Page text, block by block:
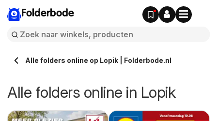
Folderbode
Alle folders online op Lopik | Folderbode.nl
Alle folders online in Lopik